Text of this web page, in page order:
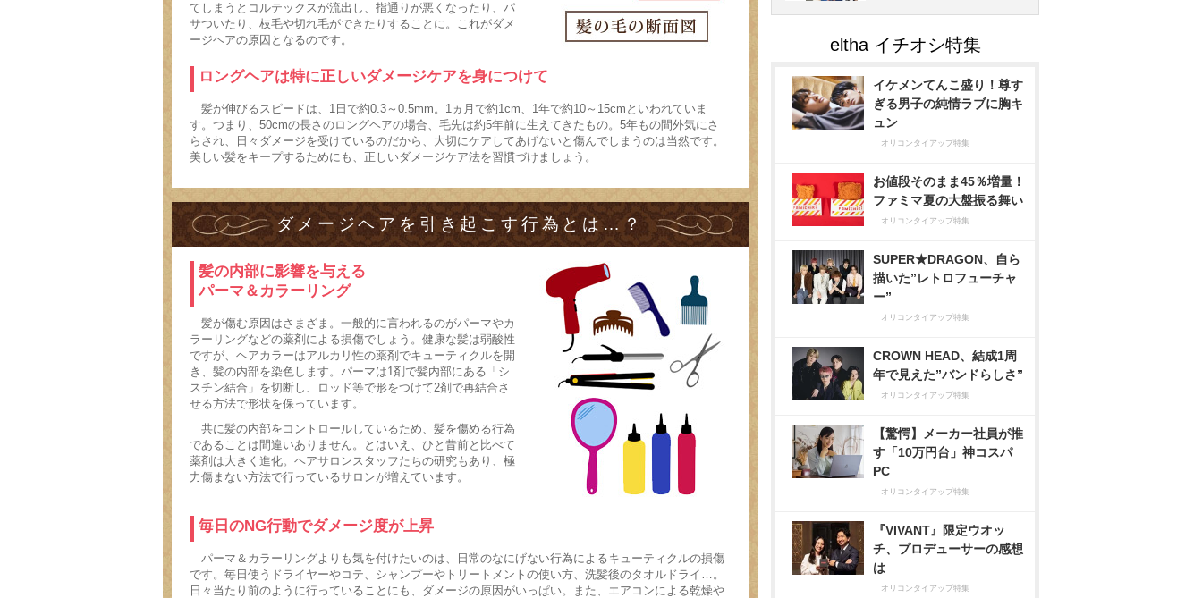
てしまうとコルテックスが流出し、指通りが悪くなったり、パ
サついたり、枝毛や切れ毛ができたりすることに。これがダメ
ージヘアの原因となるのです。
ロングヘアは特に正しいダメージケアを身につけて
髪が伸びるスピードは、1日で約0.3～0.5mm。1ヵ月で約1cm、1年で約10～15cmといわれていま
す。つまり、50cmの長さのロングヘアの場合、毛先は約5年前に生えてきたもの。5年もの間外気にさ
らされ、日々ダメージを受けているのだから、大切にケアしてあげないと傷んでしまうのは当然です。
美しい髪をキープするためにも、正しいダメージケア法を習慣づけましょう。
ダメージヘアを引き起こす行為とは…？
髪の内部に影響を与える
パーマ＆カラーリング
髪が傷む原因はさまざま。一般的に言われるのがパーマやカ
ラーリングなどの薬剤による損傷でしょう。健康な髪は弱酸性
ですが、ヘアカラーはアルカリ性の薬剤でキューティクルを開
き、髪の内部を染色します。パーマは1剤で髪内部にある「シ
スチン結合」を切断し、ロッド等で形をつけて2剤で再結合さ
せる方法で形状を保っています。
共に髪の内部をコントロールしているため、髪を傷める行為
であることは間違いありません。とはいえ、ひと昔前と比べて
薬剤は大きく進化。ヘアサロンスタッフたちの研究もあり、極
力傷まない方法で行っているサロンが増えています。
毎日のNG行動でダメージ度が上昇
パーマ＆カラーリングよりも気を付けたいのは、日常のなにげない行為によるキューティクルの損傷
です。毎日使うドライヤーやコテ、シャンプーやトリートメントの使い方、洗髪後のタオルドライ…。
日々当たり前のように行っていることにも、ダメージの原因がいっぱい。また、エアコンによる乾燥や
イケメンてんこ盛り！尊す
ぎる男子の純情ラブに胸キ
ュン
オリコンタイアップ特集
お値段そのまま45％増量！
ファミマ夏の大盤振る舞い
オリコンタイアップ特集
SUPER★DRAGON、自ら
描いた”レトロフューチャ
ー”
オリコンタイアップ特集
CROWN HEAD、結成1周
年で見えた”バンドらしさ”
オリコンタイアップ特集
【驚愕】メーカー社員が推
す「10万円台」神コスパ
PC
オリコンタイアップ特集
『VIVANT』限定ウオッ
チ、プロデューサーの感想
は
オリコンタイアップ特集